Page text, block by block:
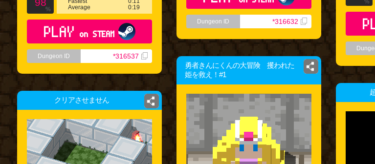
Dungeon ID *316632
%
Average
0:19
PLAY on STEAM
Dungeon ID *316537
勇者きんにくんの大冒険 攫われた
姫を救え！#1
クリアさせません